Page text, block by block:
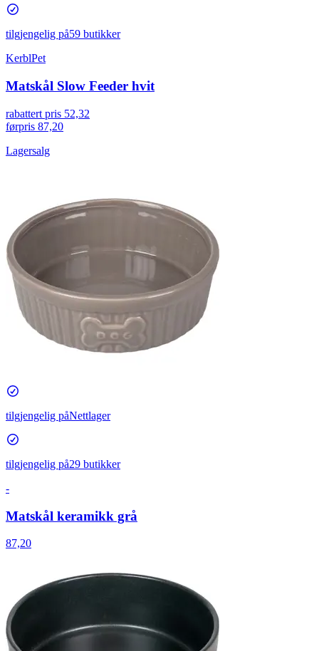
tilgjengelig på59 butikker
KerblPet
Matskål Slow Feeder hvit
rabattert pris 52,32
førpris 87,20
Lagersalg
tilgjengelig påNettlager
tilgjengelig på29 butikker
-
Matskål keramikk grå
87,20